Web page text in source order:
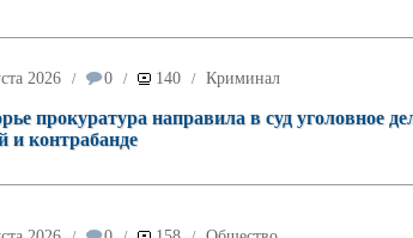
2026 / 0 / 140 / Криминал
прокуратура направила в суд уголовное
и контрабанде